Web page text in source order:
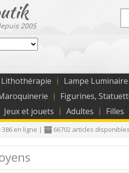
2005
Lampe
Figurines,
Jeux et jouets Adultes Filles
386 en ligne | 66702 articles